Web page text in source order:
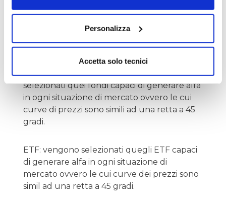
Personalizza
Accetta solo tecnici
rendimenti superiori ai titoli di stato e stati
solito vengono consigliate in collocamento o
secondo il ranking dei bond di Borsa Italiana.
FONDI DI INVESTIMENTO: vengono
selezionati quei fondi capaci di generare alfa
in ogni situazione di mercato ovvero le cui
curve di prezzi sono simili ad una retta a 45
gradi.
ETF: vengono selezionati quegli ETF capaci
di generare alfa in ogni situazione di
mercato ovvero le cui curve dei prezzi sono
simil ad una retta a 45 gradi.